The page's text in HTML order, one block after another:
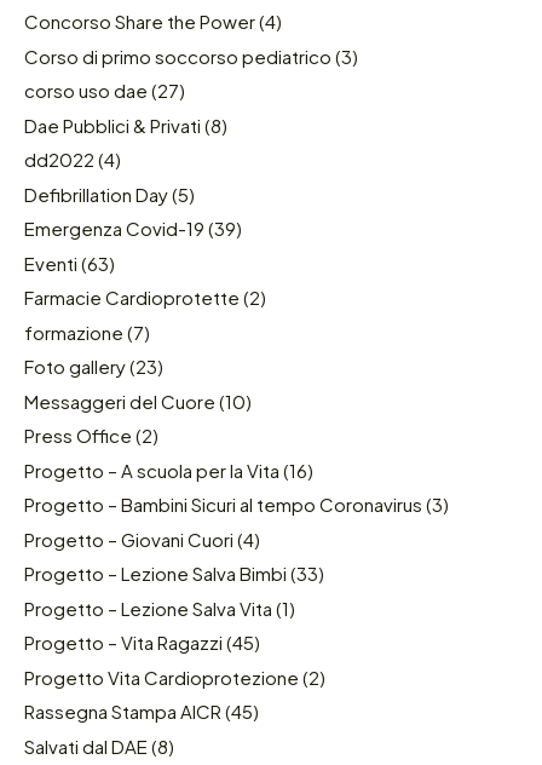
Concorso Share the Power(4)
Corso di primo soccorso pediatrico (3)
corso uso dae (27)
Dae Pubblici & Privati (8)
dd2022 (4)
Defibrillation Day(5)
Emergenza Covid-19 (39)
Eventi (63)
Farmacie Cardioprotette (2)
formazione (7)
Foto gallery(23)
Messaggeri del Cuore (10)
Press Office (2)
Progetto – A scuola per la Vita (16)
Progetto – Bambini Sicuri al tempo Coronavirus (3)
Progetto – Giovani Cuori (4)
Progetto – Lezione Salva Bimbi (33)
Progetto – Lezione Salva Vita (1)
Progetto – Vita Ragazzi (45)
Progetto Vita Cardioprotezione (2)
Rassegna Stampa AICR (45)
Salvati dal DAE (8)